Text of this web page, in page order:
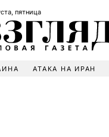
пятница
АТАКА НА ИРАН